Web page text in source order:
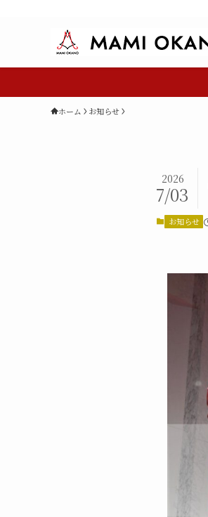
ホーム お知らせ
2026
7/03
お知らせ